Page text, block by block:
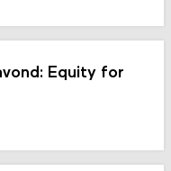
Equity for